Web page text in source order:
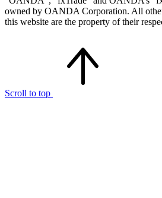
owned by OANDA Corporation. All
this website are the property of their
Scroll to top